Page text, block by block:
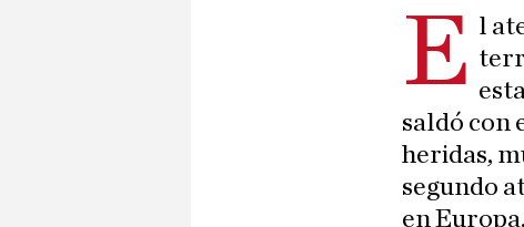
E l
saldó con
heridas,
segundo
en